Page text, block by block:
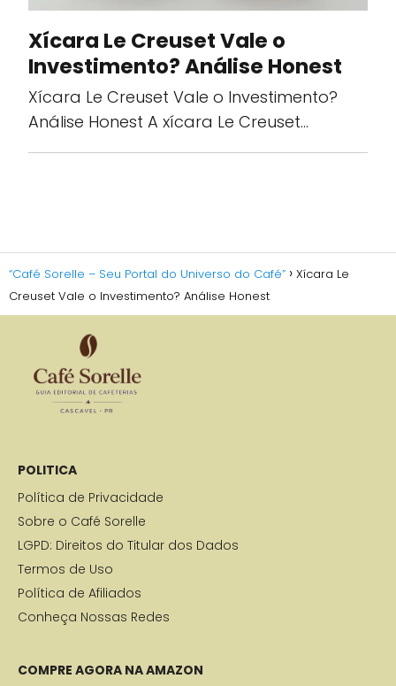
Xícara Le Creuset Vale o
Investimento? Análise Honest
Xícara Le Creuset Vale o Investimento?
Análise Honest A xícara Le Creuset…
“Café Sorelle – Seu Portal do Universo do Café”
Xícara Le
Creuset Vale o Investimento? Análise Honest
POLITICA
Política de Privacidade
Sobre o Café Sorelle
LGPD: Direitos do Titular dos Dados
Termos de Uso
Política de Afiliados
Conheça Nossas Redes
COMPRE AGORA NA AMAZON